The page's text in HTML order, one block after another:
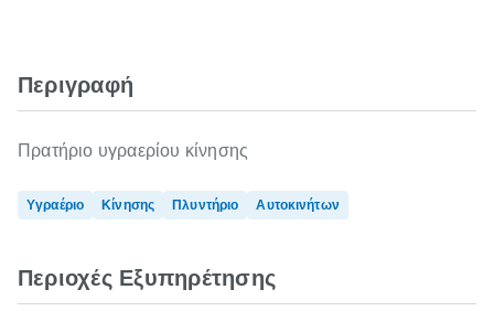
Περιγραφή
Πρατήριο υγραερίου κίνησης
Υγραέριο Κίνησης Πλυντήριο Αυτοκινήτων
Περιοχές Εξυπηρέτησης